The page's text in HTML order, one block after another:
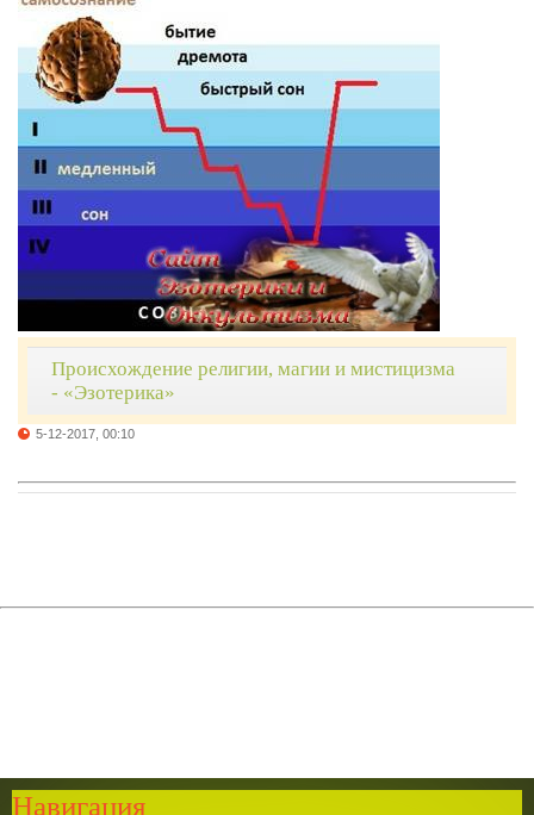
Происхождение религии, магии и мистицизма
- «Эзотерика»
5-12-2017, 00:10
Навигация